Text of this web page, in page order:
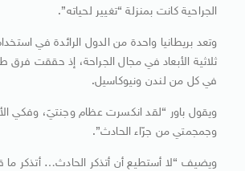
الجراحية كانت بمنزلة “تغيير لحياته”.
وتعد بريطانيا واحدة من الدول الرائدة في
ثلاثية الأبعاد في مجال الجراحة، إذ حققت فرق
في كل من لندن ونيوكاسيل.
ويقول باور “لقد انكسرت عظام وجنتيَ، وفكي
وجمجمتي من جرّاء الحادث”.
ويضيف “لا أستطيع أن أتذكر الحادث… أتذكر